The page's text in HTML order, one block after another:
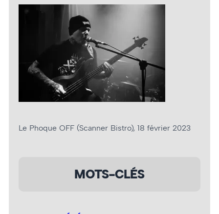
Le Phoque OFF (Scanner Bistro), 18 février 2023
MOTS-CLÉS